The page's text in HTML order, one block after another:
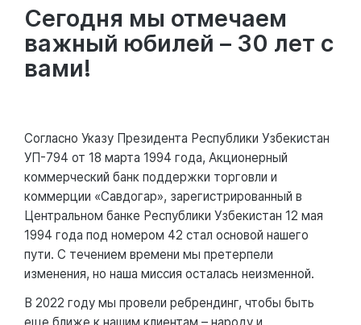
Сегодня мы отмечаем
важный юбилей – 30 лет с
вами!
Согласно Указу Президента Республики Узбекистан
УП-794 от 18 марта 1994 года, Акционерный
коммерческий банк поддержки торговли и
коммерции «Савдогар», зарегистрированный в
Центральном банке Республики Узбекистан 12 мая
1994 года под номером 42 стал основой нашего
пути. С течением времени мы претерпели
изменения, но наша миссия осталась неизменной.
В 2022 году мы провели ребрендинг, чтобы быть
еще ближе к нашим клиентам – народу и